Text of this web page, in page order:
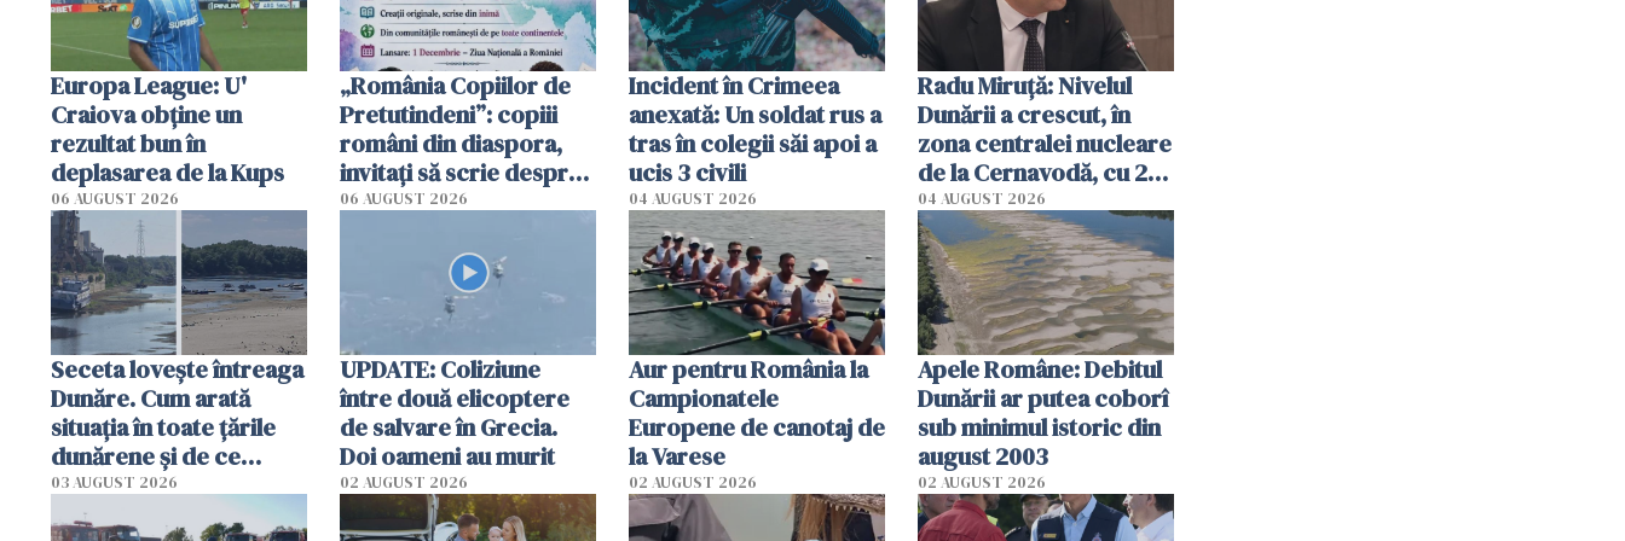
Europa League: U'
Craiova obține un
rezultat bun în
deplasarea de la Kups
06 AUGUST 2026
„România Copiilor de
Pretutindeni”: copiii
români din diaspora,
invitați să scrie despre
România într-un volum
06 AUGUST 2026
Incident în Crimeea
anexată: Un soldat rus a
tras în colegii săi apoi a
ucis 3 civili
04 AUGUST 2026
Radu Miruţă: Nivelul
Dunării a crescut, în
zona centralei nucleare
de la Cernavodă, cu 2
cm faţă de ziua trecută
04 AUGUST 2026
Seceta lovește întreaga
Dunăre. Cum arată
situația în toate țările
dunărene și de ce
România resimte
efectele, deși a plouat
03 AUGUST 2026
UPDATE: Coliziune
între două elicoptere
de salvare în Grecia.
Doi oameni au murit
02 AUGUST 2026
Aur pentru România la
Campionatele
Europene de canotaj de
la Varese
02 AUGUST 2026
Apele Române: Debitul
Dunării ar putea coborî
sub minimul istoric din
august 2003
02 AUGUST 2026